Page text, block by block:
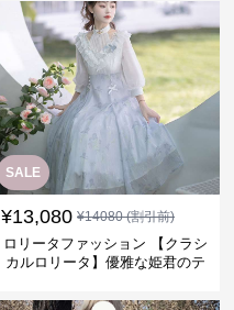
SALE
¥13,080 ¥14080(割引前)
ロリータファッション 【クラシ
カルロリータ】優雅な姫君のテ